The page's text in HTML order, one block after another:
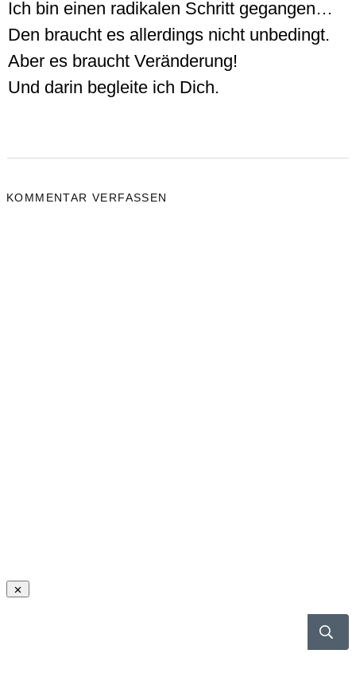
Ich bin einen radikalen Schritt gegangen…
Den braucht es allerdings nicht unbedingt.
Aber es braucht Veränderung!
Und darin begleite ich Dich.
KOMMENTAR VERFASSEN